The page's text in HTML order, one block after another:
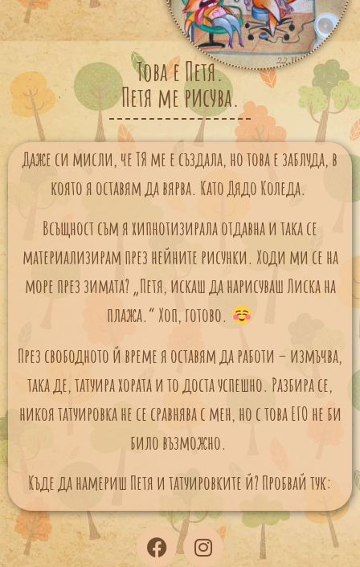
Това е Петя.
Петя ме рисува.
Даже си мисли, че ТЯ ме е създала, но това е заблуда, в
която я оставям да вярва. Като Дядо Коледа.
Всъщност съм я хипнотизирала отдавна и така се
материализирам през нейните рисунки. Ходи ми се на
море през зимата? „Петя, искаш да нарисуваш Лиска на
плажа.“ Хоп, готово.
През свободното й време я оставям да работи – измъчва,
така де, татуира хората и то доста успешно. Разбира се,
никоя татуировка не се сравнява с мен, но с товаЕГО не би
било възможно.
Къде да намериш Петя и татуировките й? Пробвай тук: